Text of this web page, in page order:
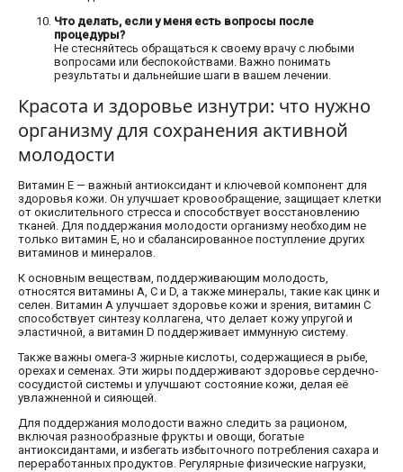
Что делать, если у меня есть вопросы после
процедуры?
Не стесняйтесь обращаться к своему врачу с любыми
вопросами или беспокойствами. Важно понимать
результаты и дальнейшие шаги в вашем лечении.
Красота и здоровье изнутри: что нужно
организму для сохранения активной
молодости
Витамин E — важный антиоксидант и ключевой компонент для
здоровья кожи. Он улучшает кровообращение, защищает клетки
от окислительного стресса и способствует восстановлению
тканей. Для поддержания молодости организму необходим не
только витамин E, но и сбалансированное поступление других
витаминов и минералов.
К основным веществам, поддерживающим молодость,
относятся витамины A, C и D, а также минералы, такие как цинк и
селен. Витамин A улучшает здоровье кожи и зрения, витамин C
способствует синтезу коллагена, что делает кожу упругой и
эластичной, а витамин D поддерживает иммунную систему.
Также важны омега-3 жирные кислоты, содержащиеся в рыбе,
орехах и семенах. Эти жиры поддерживают здоровье сердечно-
сосудистой системы и улучшают состояние кожи, делая её
увлажненной и сияющей.
Для поддержания молодости важно следить за рационом,
включая разнообразные фрукты и овощи, богатые
антиоксидантами, и избегать избыточного потребления сахара и
переработанных продуктов. Регулярные физические нагрузки,